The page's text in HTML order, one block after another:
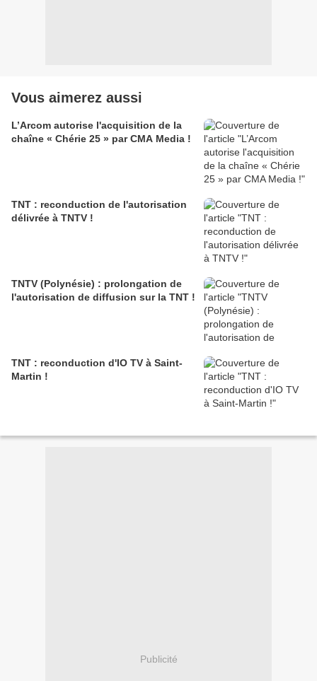
Vous aimerez aussi
L’Arcom autorise l'acquisition de la
chaîne « Chérie 25 » par CMA Media !
TNT : reconduction de l'autorisation
délivrée à TNTV !
TNTV (Polynésie) : prolongation de
l'autorisation de diffusion sur la TNT !
TNT : reconduction d'IO TV à Saint-
Martin !
Publicité